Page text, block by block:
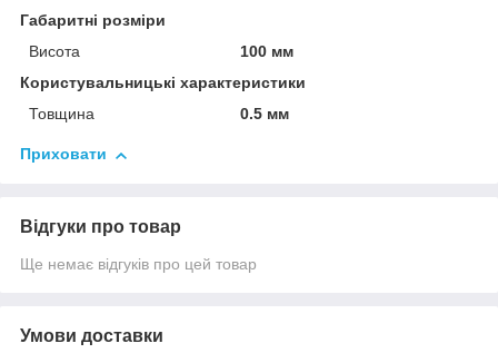
Габаритні розміри
Висота
100 мм
Користувальницькі характеристики
Товщина
0.5 мм
Приховати
Відгуки про товар
Ще немає відгуків про цей товар
Умови доставки